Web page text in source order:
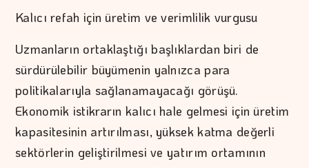
Kalıcı refah için üretim ve verimlilik vurgusu
Uzmanların ortaklaştığı başlıklardan biri de
sürdürülebilir büyümenin yalnızca para
politikalarıyla sağlanamayacağı görüşü.
Ekonomik istikrarın kalıcı hale gelmesi için üretim
kapasitesinin artırılması, yüksek katma değerli
sektörlerin geliştirilmesi ve yatırım ortamının